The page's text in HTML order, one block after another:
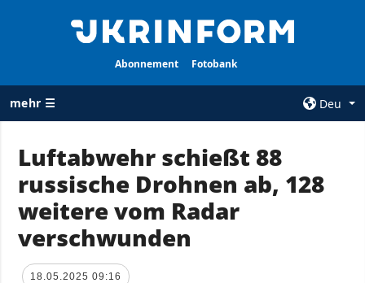
Abonnement Fotobank
mehr ☰
Deu
ALLE
RUBRIKEN
Krieg
Wiederaufbau
der Ukraine
AGENTUR
Über uns
Luftabwehr schießt 88
russische Drohnen ab, 128
weitere vom Radar
verschwunden
18.05.2025 09:16